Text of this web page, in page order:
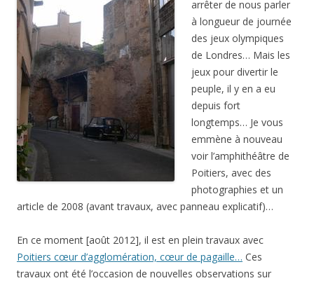
arrêter de nous parler
à longueur de journée
des jeux olympiques
de Londres… Mais les
jeux pour divertir le
peuple, il y en a eu
depuis fort
longtemps… Je vous
emmène à nouveau
voir l’amphithéâtre de
Poitiers, avec des
photographies et un
article de 2008 (avant travaux, avec panneau explicatif)…
En ce moment [août 2012], il est en plein travaux avec
Poitiers cœur d’agglomération, cœur de pagaille… Ces
travaux ont été l’occasion de nouvelles observations sur